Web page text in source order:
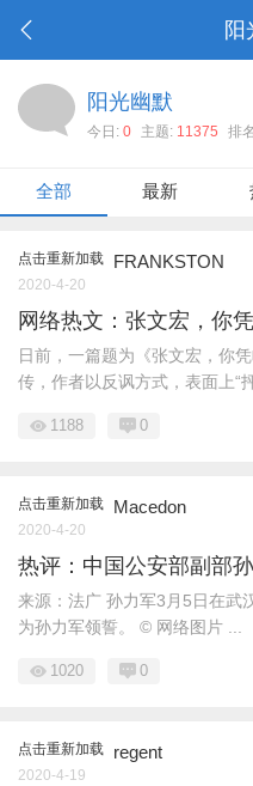
阳
阳光幽默
今日: 0 主题: 11375 排
全部 最新
点击重新加载 FRANKSTON
2020-4-20
网络热文：张文宏，你
日前，一篇题为《张文宏，你
传，作者以反讽方式，表面上“抨
1188 0
点击重新加载 Macedon
2020-4-20
热评：中国公安部副部
来源：法广 孙力军3月5日在武
为孙力军领誓。 © 网络图片 ...
1020 0
点击重新加载 regent
2020-4-19